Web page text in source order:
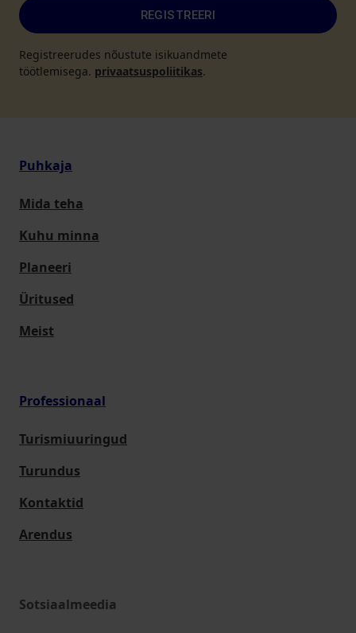
REGISTREERI
Registreerudes nõustute isikuandmete
töötlemisega. privaatsuspoliitikas.
Puhkaja
Mida teha
Kuhu minna
Planeeri
Üritused
Meist
Professionaal
Turismiuuringud
Turundus
Kontaktid
Arendus
Sotsiaalmeedia